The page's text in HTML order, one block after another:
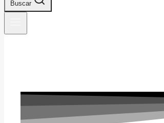
Buscar